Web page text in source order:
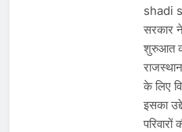
shadi
सरकार
शुरुआत
के लिए
इसका
परिवारों